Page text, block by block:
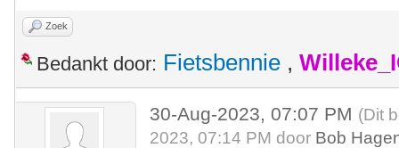
Zoek
Bedankt door: Fietsbennie ,
30-Aug-2023, 07:07 PM (Dit
2023, 07:14 PM door Bob